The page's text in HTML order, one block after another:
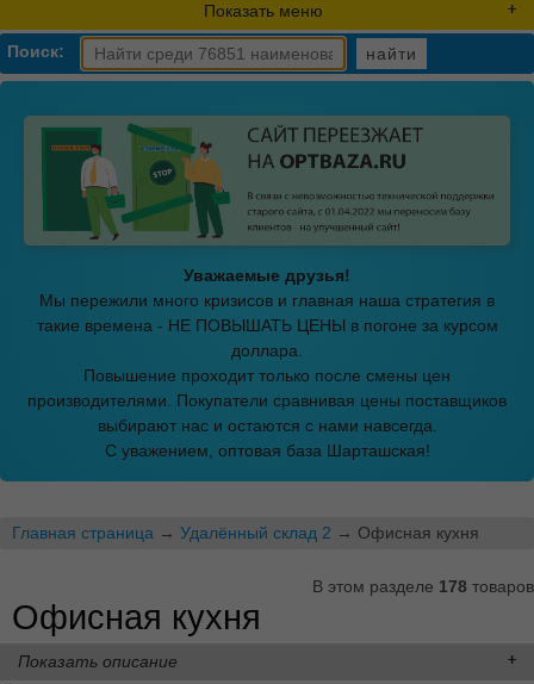
Показать меню
Поиск: найти
Уважаемые друзья!
Мы пережили много кризисов и главная наша стратегия в
такие времена - НЕ ПОВЫШАТЬ ЦЕНЫ в погоне за курсом
доллара.
Повышение проходит только после смены цен
производителями. Покупатели сравнивая цены поставщиков
выбирают нас и остаются с нами навсегда.
С уважением, оптовая база Шарташская!
Главная страница → Удалённый склад 2 → Офисная кухня
В этом разделе 178 товаров
Офисная кухня
Показать описание